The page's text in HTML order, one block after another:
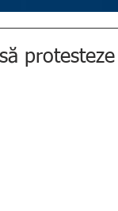
protesteze